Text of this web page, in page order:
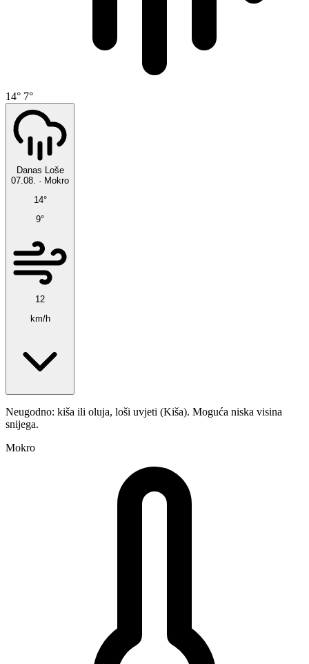
14° 7°
Danas
Loše
07.08. · Mokro
14°
9°
12
km/h
Neugodno: kiša ili oluja, loši uvjeti (Kiša). Moguća niska visina
snijega.
Mokro